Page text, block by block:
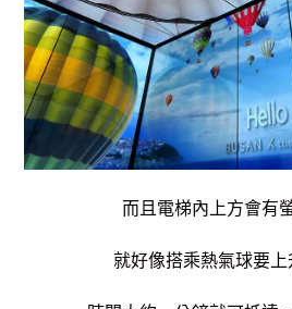
而且電梯內上方會有
就好像搭乘熱氣球要上